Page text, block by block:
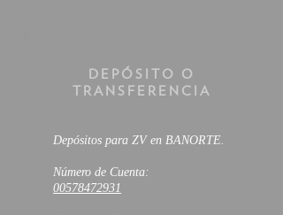
DEPÓSITO O
TRANSFERENCIA
Depósitos para ZV en BANORTE.
Número de Cuenta:
00578472931